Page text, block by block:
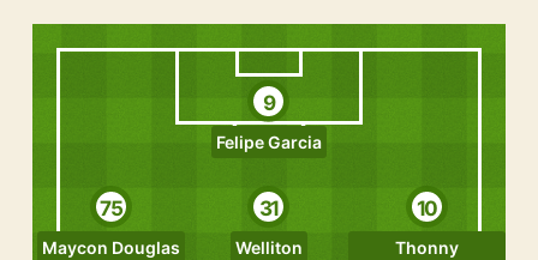
9
Felipe Garcia
75
Maycon Douglas
31
Welliton
10
Thonny